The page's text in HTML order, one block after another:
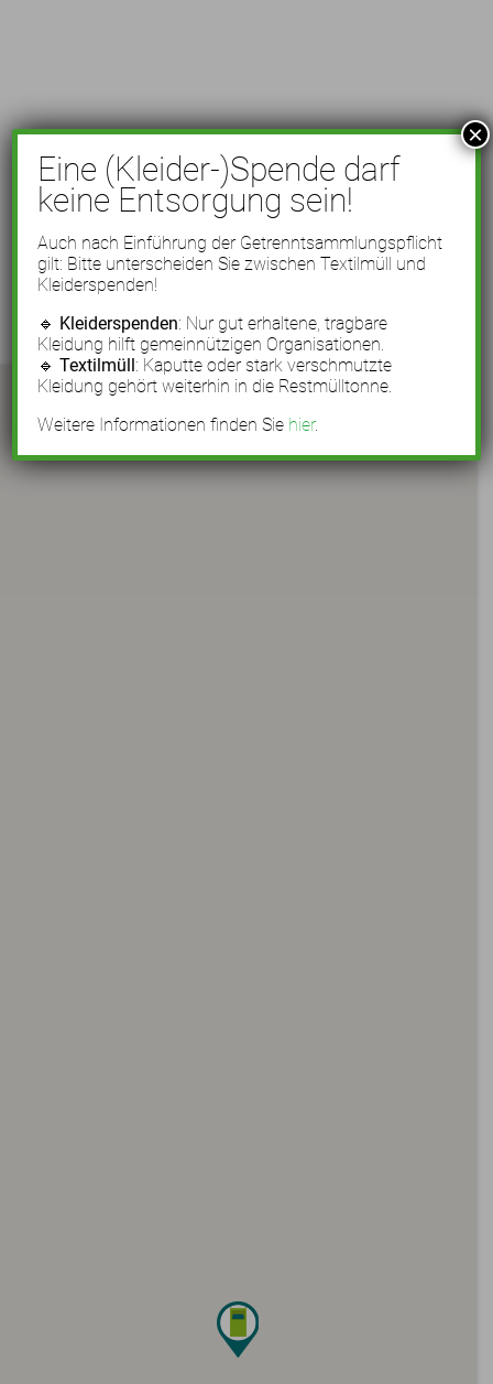
Eine (Kleider-)Spende darf
keine Entsorgung sein!
Auch nach Einführung der Getrenntsammlungspflicht
gilt: Bitte unterscheiden Sie zwischen Textilmüll und
Kleiderspenden!
🔹 Kleiderspenden: Nur gut erhaltene, tragbare
Kleidung hilft gemeinnützigen Organisationen.
🔹Textilmüll: Kaputte oder stark verschmutzte
Kleidung gehört weiterhin in die Restmülltonne.
Weitere Informationen finden Sie hier.
×